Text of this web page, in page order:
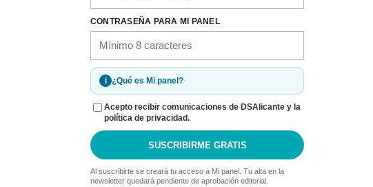
CONTRASEÑA PARA MI PANEL
i ¿Qué es Mi panel?
Acepto recibir comunicaciones de DSAlicante y la
política de privacidad.
SUSCRIBIRME GRATIS
Al suscribirte se creará tu acceso a Mi panel. Tu alta en la
newsletter quedará pendiente de aprobación editorial.